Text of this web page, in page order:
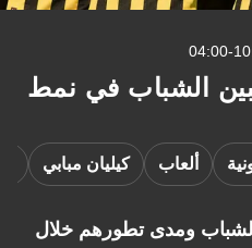
الشباب في نمط
ألعاب كيليان مبابي
ومدى تطورهم خلال